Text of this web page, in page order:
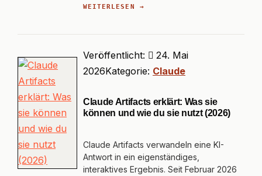
WEITERLESEN →
Veröffentlicht:
24. Mai
2026Kategorie: Claude
Claude Artifacts erklärt: Was sie
können und wie du sie nutzt (2026)
Claude Artifacts verwandeln eine KI-
Antwort in ein eigenständiges,
interaktives Ergebnis. Seit Februar 2026